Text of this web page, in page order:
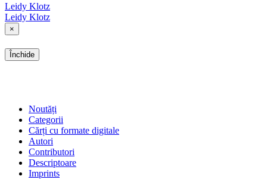
Leidy Klotz
Leidy Klotz
×
Închide
Noutăți
Categorii
Cărți cu formate digitale
Autori
Contributori
Descriptoare
Imprints